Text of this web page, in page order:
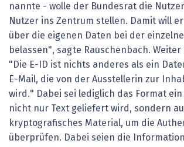
nannte - wolle der Bundesrat die
Nutzer ins Zentrum stellen. Damit will
über die eigenen Daten bei der
belassen", sagte Rauschenbach.
"Die E-ID ist nichts anderes als ein
E-Mail, die von der Ausstellerin zur
wird." Dabei sei lediglich das Format
nicht nur Text geliefert wird, sondern
kryptografisches Material, um die
überprüfen. Dabei seien die